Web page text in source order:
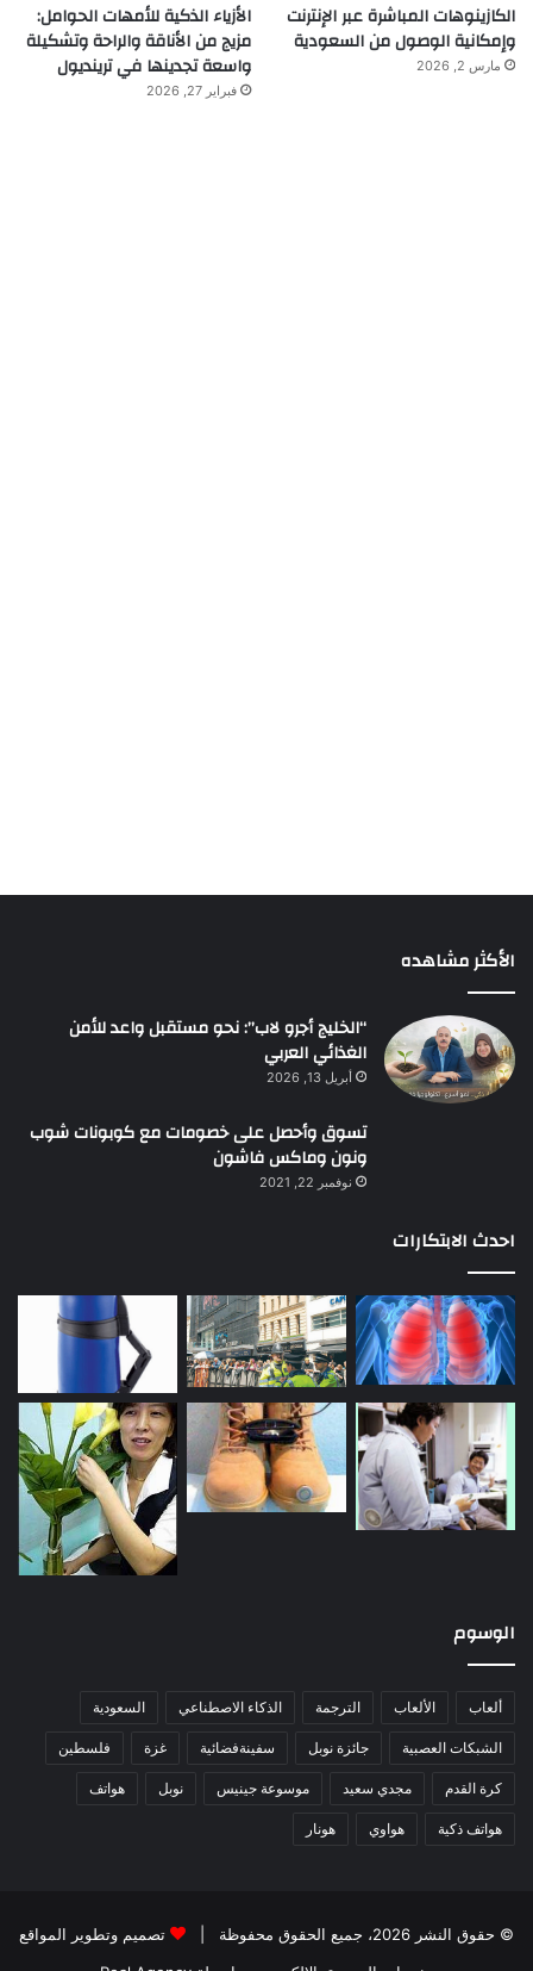
الكازينوهات المباشرة عبر الإنترنت
وإمكانية الوصول من السعودية
مارس 2, 2026
الأزياء الذكية للأمهات الحوامل:
مزيج من الأناقة والراحة وتشكيلة
واسعة تجدينها في ترينديول
فبراير 27, 2026
الأكثر مشاهده
“الخليج أجرو لاب”: نحو مستقبل واعد للأمن
الغذائي العربي
أبريل 13, 2026
تسوق وأحصل على خصومات مع كوبونات شوب
ونون وماكس فاشون
نوفمبر 22, 2021
احدث الابتكارات
الوسوم
ألعاب الألعاب الترجمة الذكاء الاصطناعي السعودية
الشبكات العصبية جائزة نوبل سفينةفضائية غزة فلسطين
كرة القدم مجدي سعيد موسوعة جينيس نوبل هواتف
هواتف ذكية هواوي هونار
© حقوق النشر 2026، جميع الحقوق محفوظة |
تصميم وتطوير المواقع